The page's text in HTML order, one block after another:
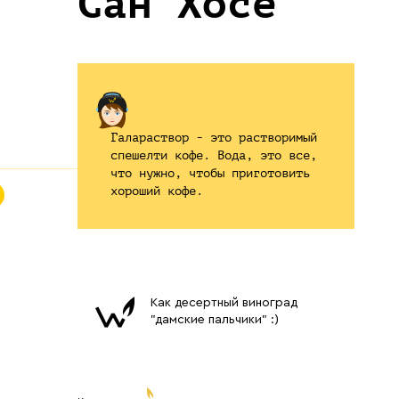
в избранное
Галараствор - это растворимый
спешелти кофе. Вода, это все,
что нужно, чтобы приготовить
хороший кофе.
Как десертный виноград
"дамские пальчики" :)